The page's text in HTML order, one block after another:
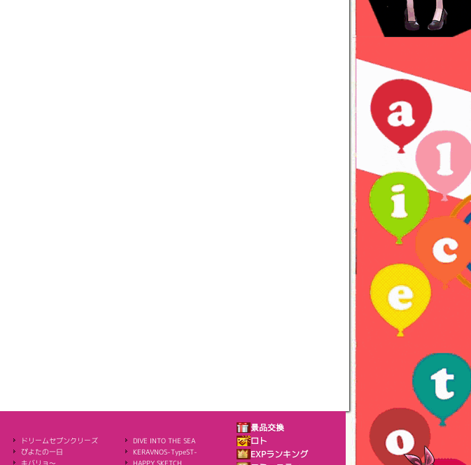
ドリームセブンクリーズ
ぴよたの一日
キバリョ～
DIVE INTO THE SEA
KERAVNOS-TypeST-
HAPPY SKETCH
景品交換
ロト
EXPランキング